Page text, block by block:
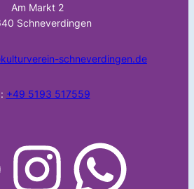
Am Markt 2
Schneverdingen
schneverdingen.de
+49 5193 517559
Instagram WhatsApp